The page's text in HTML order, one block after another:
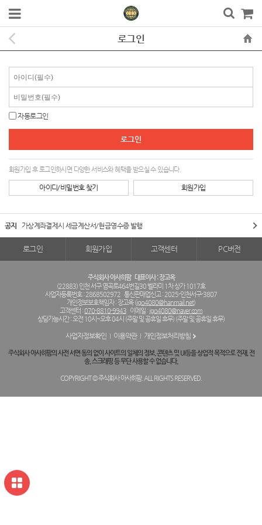
로그인
자동로그인
회원가입 후 로그인하시면 다양한 서비스와 혜택을 받으실 수 있습니다.
아이디/비밀번호 찾기 회원가입
공지 가상계좌결제시 세금계산서/현금영수증 발행
로그인 회원가입 고객센터 PC버전
주식회사 아사히팜 대표이사 : 장고옥
(22883) 인천 서구 염곡로464번길30 벨라미 1차 상가 1017호
사업자등록번호 : 2868502972 통신판매업신고 : 2025-인천서구-3807
개인정보보호책임자 : 장고옥 (jgo4080@hanmail.net)
고객센터 :070-8810-9943 이메일 : jgo4080@naver.com
상담가능시간 : 오전 10시~오후 04시 (주말 및 공휴일 휴무) (주말 및 공휴일 휴무)
사업자정보확인 이용약관 개인정보처리방침
주식회사 아사히팜의 사전 서면 동의 없이 사이트의 일체의 정보, 콘텐츠 및 UI등을 상업적 목적으로 전재, 전
송, 스크래핑 등 무단 사용할 수 없습니다.
COPYRIGHT © 주식회사 아사히팜. ALL RIGHTS RESERVED.